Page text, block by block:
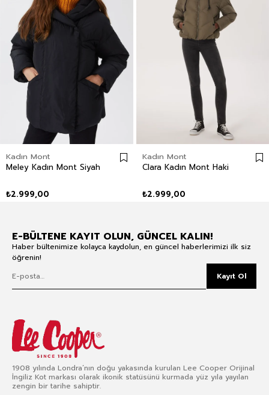
Kadın Mont
Meley Kadın Mont Siyah
₺2.999,00
Kadın Mont
Clara Kadın Mont Haki
₺2.999,00
E-BÜLTENE KAYIT OLUN, GÜNCEL KALIN!
Haber bültenimize kolayca kaydolun, en güncel haberlerimizi ilk siz
öğrenin!
Kayıt Ol
1908 yılında Londra’nın doğu yakasında kurulan Lee Cooper Orijinal
İngiliz Kot markası olarak ikonik statüsünü kurmada yüz yıla yayılan
zengin bir tarihe sahiptir.